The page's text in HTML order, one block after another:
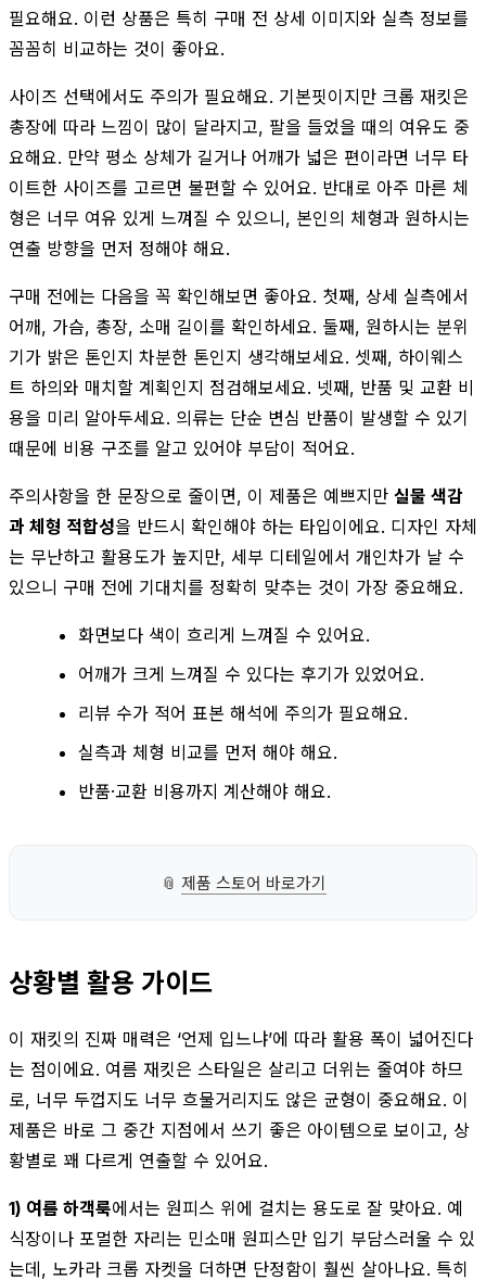
필요해요. 이런 상품은 특히 구매 전 상세 이미지와 실측 정보를
꼼꼼히 비교하는 것이 좋아요.
사이즈 선택에서도 주의가 필요해요. 기본핏이지만 크롭 재킷은
총장에 따라 느낌이 많이 달라지고, 팔을 들었을 때의 여유도 중
요해요. 만약 평소 상체가 길거나 어깨가 넓은 편이라면 너무 타
이트한 사이즈를 고르면 불편할 수 있어요. 반대로 아주 마른 체
형은 너무 여유 있게 느껴질 수 있으니, 본인의 체형과 원하시는
연출 방향을 먼저 정해야 해요.
구매 전에는 다음을 꼭 확인해보면 좋아요. 첫째, 상세 실측에서
어깨, 가슴, 총장, 소매 길이를 확인하세요. 둘째, 원하시는 분위
기가 밝은 톤인지 차분한 톤인지 생각해보세요. 셋째, 하이웨스
트 하의와 매치할 계획인지 점검해보세요. 넷째, 반품 및 교환 비
용을 미리 알아두세요. 의류는 단순 변심 반품이 발생할 수 있기
때문에 비용 구조를 알고 있어야 부담이 적어요.
주의사항을 한 문장으로 줄이면, 이 제품은 예쁘지만 실물 색감
과 체형 적합성을 반드시 확인해야 하는 타입이에요. 디자인 자체
는 무난하고 활용도가 높지만, 세부 디테일에서 개인차가 날 수
있으니 구매 전에 기대치를 정확히 맞추는 것이 가장 중요해요.
화면보다 색이 흐리게 느껴질 수 있어요.
어깨가 크게 느껴질 수 있다는 후기가 있었어요.
리뷰 수가 적어 표본 해석에 주의가 필요해요.
실측과 체형 비교를 먼저 해야 해요.
반품·교환 비용까지 계산해야 해요.
📎 제품 스토어 바로가기
상황별 활용 가이드
이 재킷의 진짜 매력은 ‘언제 입느냐’에 따라 활용 폭이 넓어진다
는 점이에요. 여름 재킷은 스타일은 살리고 더위는 줄여야 하므
로, 너무 두껍지도 너무 흐물거리지도 않은 균형이 중요해요. 이
제품은 바로 그 중간 지점에서 쓰기 좋은 아이템으로 보이고, 상
황별로 꽤 다르게 연출할 수 있어요.
1) 여름 하객룩에서는 원피스 위에 걸치는 용도로 잘 맞아요. 예
식장이나 포멀한 자리는 민소매 원피스만 입기 부담스러울 수 있
는데, 노카라 크롭 자켓을 더하면 단정함이 훨씬 살아나요. 특히